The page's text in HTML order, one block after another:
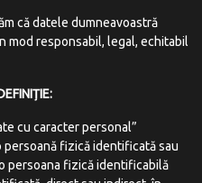
că datele dumneavoastră
mod responsabil, legal, echitabil
cu caracter personal”
fizică identificată sau
persoana fizică identificabilă